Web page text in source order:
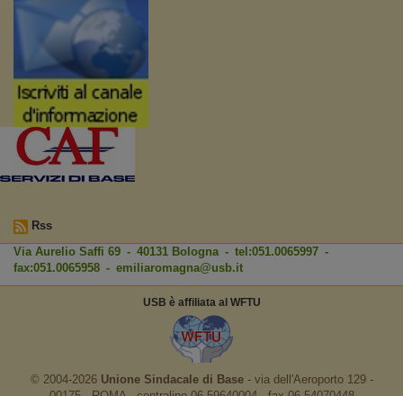
Rss
Via Aurelio Saffi 69 - 40131 Bologna - tel:051.0065997 -
fax:051.0065958 - emiliaromagna@usb.it
USB è affiliata al WFTU
© 2004-2026 Unione Sindacale di Base‐ via dell'Aeroporto 129 -